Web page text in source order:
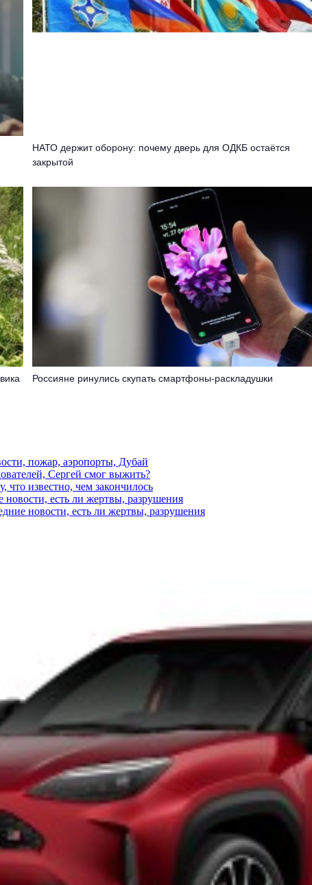
НАТО держит оборону: почему дверь для ОДКБ остаётся
закрытой
Россияне ринулись скупать смартфоны-раскладушки
пожар, аэропорты, Дубай
Сергей смог выжить?
известно, чем закончилось
новости, есть ли жертвы, разрушения
новости, есть ли жертвы, разрушения